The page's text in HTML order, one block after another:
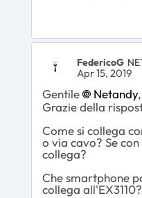
FedericoG
Apr 15, 2019
Gentile Netandy,
Grazie della
Come si collega
o via cavo? Se
collega?
Che smartphone
collega all'EX3110?